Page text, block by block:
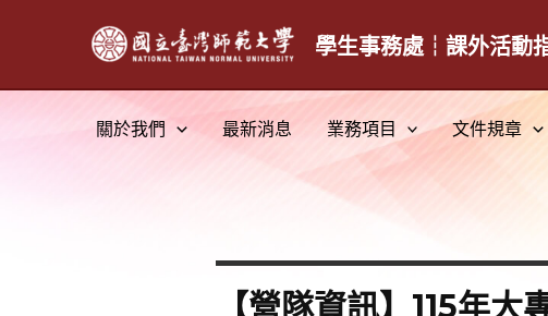
學生事務處┆課外活動
關於我們 最新消息 業務項目 文件規章
【營隊資訊】115年